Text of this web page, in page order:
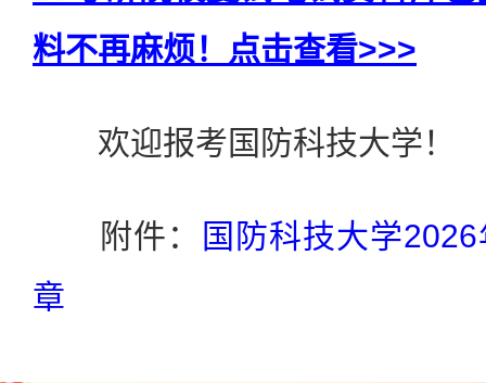
料不再麻烦！点击查看>>>
欢迎报考国防科技大学！
附件：
国防科技大学
章